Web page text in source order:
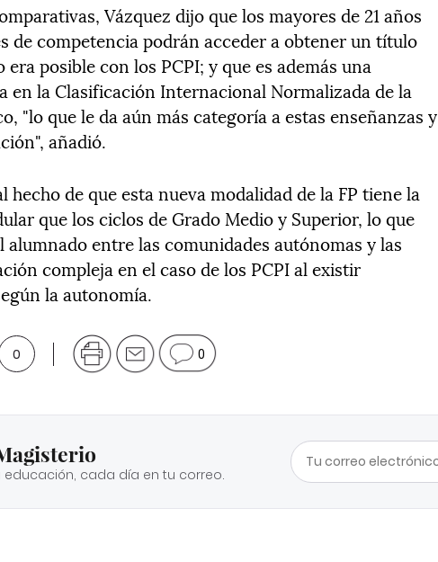
Vázquez dijo que los mayores de 21 años
de competencia podrán acceder a obtener un título
era posible con los PCPI; y que es además una
en la Clasificación Internacional Normalizada de la
"lo que le da aún más categoría a estas enseñanzas y
añadió.
hecho de que esta nueva modalidad de la FP tiene la
que los ciclos de Grado Medio y Superior, lo que
entre las comunidades autónomas y las
compleja en el caso de los PCPI al existir
la autonomía.
0 0
educación, cada día en tu correo.